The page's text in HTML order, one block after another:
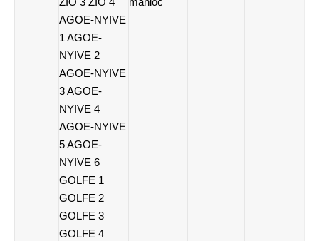
AGOE-NYIVE
1 AGOE-
NYIVE 2
AGOE-NYIVE
3 AGOE-
NYIVE 4
AGOE-NYIVE
5 AGOE-
NYIVE 6
GOLFE 1
GOLFE 2
GOLFE 3
GOLFE 4